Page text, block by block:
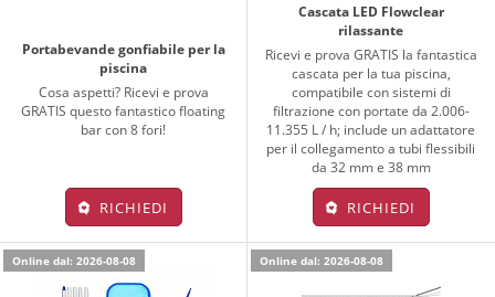
Portabevande gonfiabile per la
piscina
Cosa aspetti? Ricevi e prova
GRATIS questo fantastico floating
bar con 8 fori!
RICHIEDI
Cascata LED Flowclear
rilassante
Ricevi e prova GRATIS la fantastica
cascata per la tua piscina,
compatibile con sistemi di
filtrazione con portate da 2.006-
11.355 L / h; include un adattatore
per il collegamento a tubi flessibili
da 32 mm e 38 mm
RICHIEDI
Online dal: 2026-08-08 Online dal: 2026-08-08